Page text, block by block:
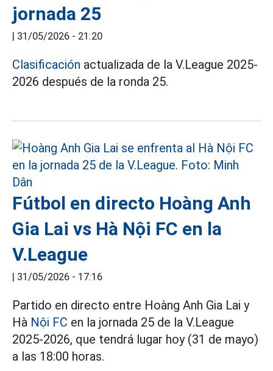
jornada 25
| 31/05/2026 - 21:20
Clasificación actualizada de la V.League 2025-
2026 después de la ronda 25.
Fútbol en directo Hoàng Anh
Gia Lai vs Hà Nội FC en la
V.League
| 31/05/2026 - 17:16
Partido en directo entre Hoàng Anh Gia Lai y
Hà Nội FC en la jornada 25 de la V.League
2025-2026, que tendrá lugar hoy (31 de mayo)
a las 18:00 horas.